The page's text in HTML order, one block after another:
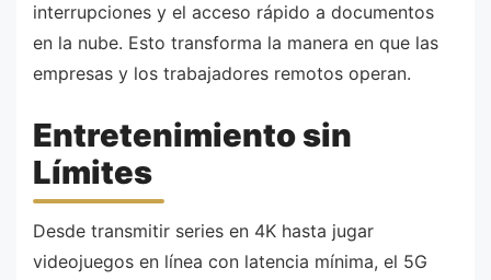
interrupciones y el acceso rápido a documentos
en la nube. Esto transforma la manera en que las
empresas y los trabajadores remotos operan.
Entretenimiento sin
Límites
Desde transmitir series en 4K hasta jugar
videojuegos en línea con latencia mínima, el 5G